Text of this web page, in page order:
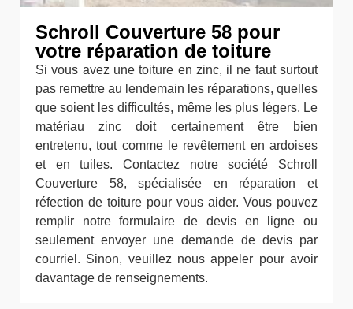
Schroll Couverture 58 pour
votre réparation de toiture
Si vous avez une toiture en zinc, il ne faut surtout
pas remettre au lendemain les réparations, quelles
que soient les difficultés, même les plus légers. Le
matériau zinc doit certainement être bien
entretenu, tout comme le revêtement en ardoises
et en tuiles. Contactez notre société Schroll
Couverture 58, spécialisée en réparation et
réfection de toiture pour vous aider. Vous pouvez
remplir notre formulaire de devis en ligne ou
seulement envoyer une demande de devis par
courriel. Sinon, veuillez nous appeler pour avoir
davantage de renseignements.